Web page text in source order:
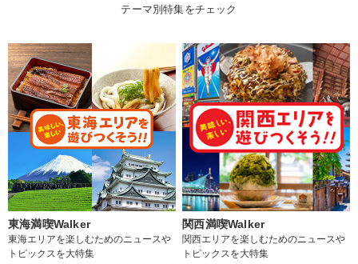
テーマ別特集をチェック
東海満喫Walker
東海エリアを楽しむためのニュースや
トピックスを大特集
関西満喫Walker
関西エリアを楽しむためのニュースや
トピックスを大特集